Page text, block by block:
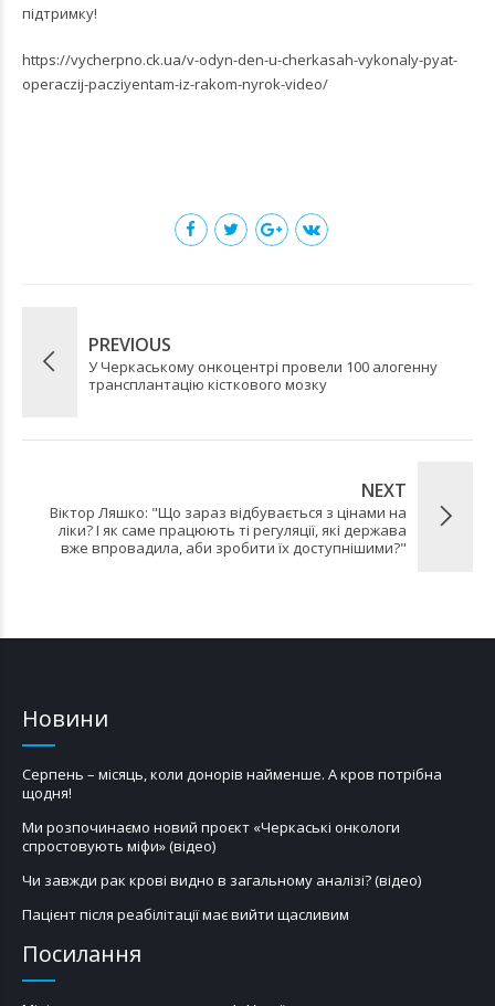
підтримку!
https://vycherpno.ck.ua/v-odyn-den-u-cherkasah-vykonaly-pyat-
operaczij-pacziyentam-iz-rakom-nyrok-video/
PREVIOUS
У Черкаському онкоцентрі провели 100 алогенну
трансплантацію кісткового мозку
NEXT
Віктор Ляшко: "Що зараз відбувається з цінами на
ліки? І як саме працюють ті регуляції, які держава
вже впровадила, аби зробити їх доступнішими?"
Новини
Серпень – місяць, коли донорів найменше. А кров потрібна
щодня!
Ми розпочинаємо новий проєкт «Черкаські онкологи
спростовують міфи» (відео)
Чи завжди рак крові видно в загальному аналізі? (відео)
Пацієнт після реабілітації має вийти щасливим
Посилання